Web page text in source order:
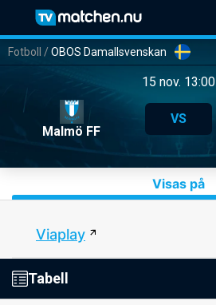
Fotboll /OBOS Damallsvenskan
15 nov. 13:00
Malmö FF
VS
Visas på
Viaplay
Tabell